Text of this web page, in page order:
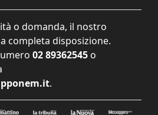
o domanda, il nostro
completa disposizione.
02 89362545 o
.